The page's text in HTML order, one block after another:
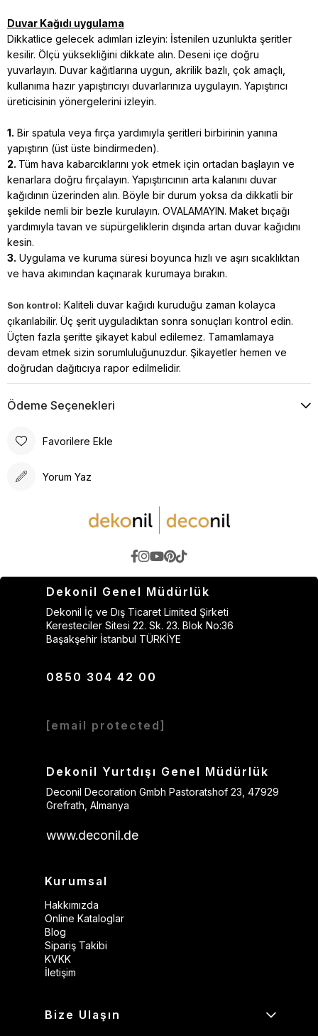
Duvar Kağıdı uygulama
Dikkatlice gelecek adımları izleyin: İstenilen uzunlukta şeritler
kesilir. Ölçü yüksekliğini dikkate alın. Deseni içe doğru
yuvarlayın. Duvar kağıtlarına uygun, akrilik bazlı, çok amaçlı,
kullanıma hazır yapıştırıcıyı duvarlarınıza uygulayın. Yapıştırıcı
üreticisinin yönergelerini izleyin.
1. Bir spatula veya fırça yardımıyla şeritleri birbirinin yanına
yapıştırın (üst üste bindirmeden).
2. Tüm hava kabarcıklarını yok etmek için ortadan başlayın ve
kenarlara doğru fırçalayın. Yapıştırıcının arta kalanını duvar
kağıdının üzerinden alın. Böyle bir durum yoksa da dikkatli bir
şekilde nemli bir bezle kurulayın. OVALAMAYIN. Maket bıçağı
yardımıyla tavan ve süpürgeliklerin dışında artan duvar kağıdını
kesin.
3. Uygulama ve kuruma süresi boyunca hızlı ve aşırı sıcaklıktan
ve hava akımından kaçınarak kurumaya bırakın.
Son kontrol: Kaliteli duvar kağıdı kuruduğu zaman kolayca
çıkarılabilir. Üç şerit uyguladıktan sonra sonuçları kontrol edin.
Üçten fazla şeritte şikayet kabul edilemez. Tamamlamaya
devam etmek sizin sorumluluğunuzdur. Şikayetler hemen ve
doğrudan dağıtıcıya rapor edilmelidir.
Ödeme Seçenekleri
Favorilere Ekle
Yorum Yaz
Dekonil Genel Müdürlük
Dekonil İç ve Dış Ticaret Limited Şirketi
Keresteciler Sitesi 22. Sk. 23. Blok No:36
Başakşehir İstanbul TÜRKİYE
0850 304 42 00
[email protected]
Dekonil Yurtdışı Genel Müdürlük
Deconil Decoration Gmbh Pastoratshof 23, 47929
Grefrath, Almanya
www.deconil.de
Kurumsal
Hakkımızda
Online Kataloglar
Blog
Sipariş Takibi
KVKK
İletişim
Bize Ulaşın